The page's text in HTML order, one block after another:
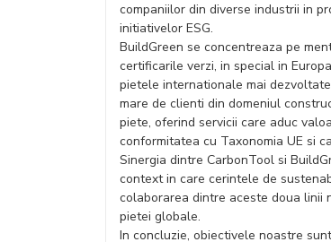
companiilor din diverse industrii in
initiativelor ESG.
BuildGreen se concentreaza pe
certificarile verzi, in special in
pietele internationale mai
mare de clienti din domeniul
piete, oferind servicii care aduc
conformitatea cu Taxonomia UE si
Sinergia dintre CarbonTool si
context in care cerintele de
colaborarea dintre aceste doua linii
pietei globale.
In concluzie, obiectivele noastre